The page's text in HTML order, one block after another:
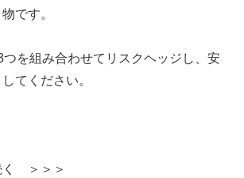
です。
を組み合わせてリスクヘッジし、安
てください。
く ＞＞＞